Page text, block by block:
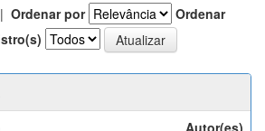
| Ordenar por
Ordenar
Autor(es)